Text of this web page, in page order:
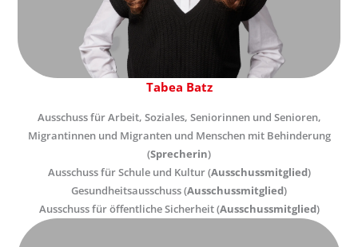
Tabea Batz
Ausschuss für Arbeit, Soziales, Seniorinnen und Senioren,
Migrantinnen und Migranten und Menschen mit Behinderung
(Sprecherin)
Ausschuss für Schule und Kultur (Ausschussmitglied)
Gesundheitsausschuss (Ausschussmitglied)
Ausschuss für öffentliche Sicherheit (Ausschussmitglied)